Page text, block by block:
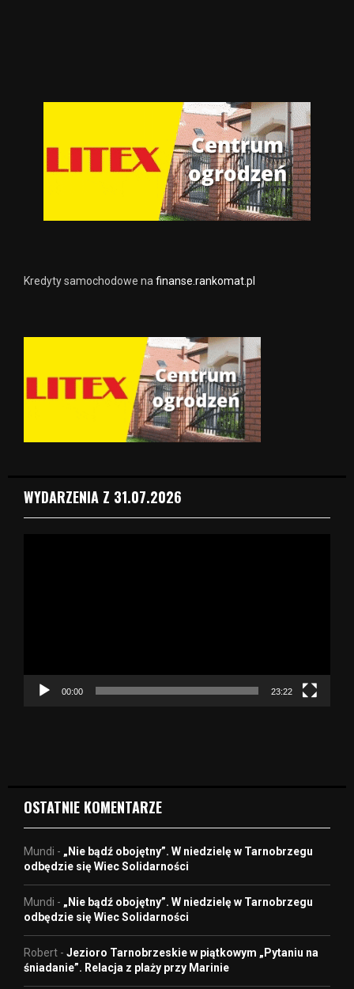
Kredyty samochodowe na finanse.rankomat.pl
WYDARZENIA Z 31.07.2026
c
00:00 23:22
OSTATNIE KOMENTARZE
Mundi - „Nie bądź obojętny”. W niedzielę w Tarnobrzegu
odbędzie się Wiec Solidarności
Mundi - „Nie bądź obojętny”. W niedzielę w Tarnobrzegu
odbędzie się Wiec Solidarności
Robert - Jezioro Tarnobrzeskie w piątkowym „Pytaniu na
śniadanie”. Relacja z plaży przy Marinie